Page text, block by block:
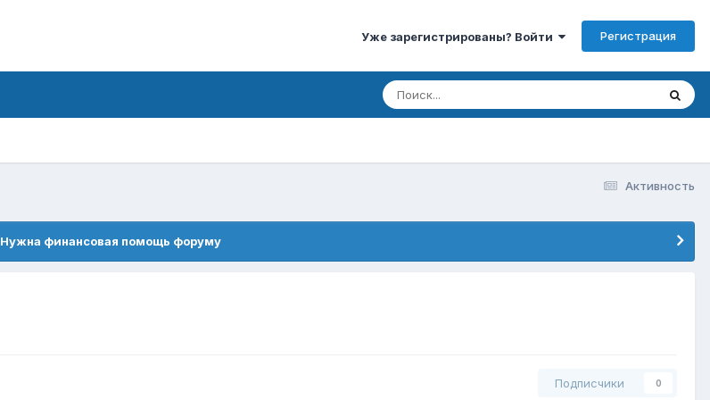
Уже зарегистрированы? Войти Регистрация
Активность
Нужна финансовая помощь форуму
Подписчики 0